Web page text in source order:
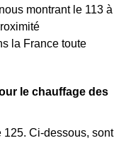
montrant le 113 à
la France toute
le chauffage des
125. Ci-dessous, sont